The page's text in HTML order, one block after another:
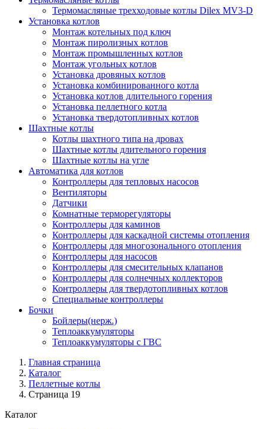
Термомасляные трехходовые котлы Dilex MV3-D
Установка котлов
Монтаж котельных под ключ
Монтаж пиролизных котлов
Монтаж промышленных котлов
Монтаж угольных котлов
Установка дровяных котлов
Установка комбинированного котла
Установка котлов длительного горения
Установка пеллетного котла
Установка твердотопливных котлов
Шахтные котлы
Котлы шахтного типа на дровах
Шахтные котлы длительного горения
Шахтные котлы на угле
Автоматика для котлов
Контроллеры для тепловых насосов
Вентиляторы
Датчики
Комнатные терморегуляторы
Контроллеры для каминов
Контроллеры для каскадной системы отопления
Контроллеры для многозонального отопления
Контроллеры для насосов
Контроллеры для смесительных клапанов
Контроллеры для солнечных коллекторов
Контроллеры для твердотопливных котлов
Специальные контроллеры
Бочки
Бойлеры(нерж.)
Теплоаккумуляторы
Теплоаккумуляторы с ГВС
Главная страница
Каталог
Пеллетные котлы
Страница 19
Каталог